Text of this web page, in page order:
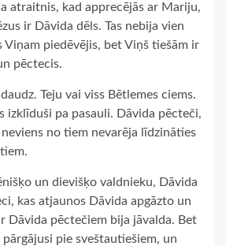
atraitnis, kad apprecējās ar Mariju,
ir Dāvida dēls. Tas nebija vien
Viņam piedēvējis, bet Viņš tiešām ir
pēctecis.
Teju vai viss Bētlemes ciems.
izklīduši pa pasauli. Dāvida pēcteči,
neviens no tiem nevarēja līdzināties
un dievišķo valdnieku, Dāvida
kas atjaunos Dāvida apgāzto un
Dāvida pēctečiem bija jāvalda. Bet
pie sveštautiešiem, un